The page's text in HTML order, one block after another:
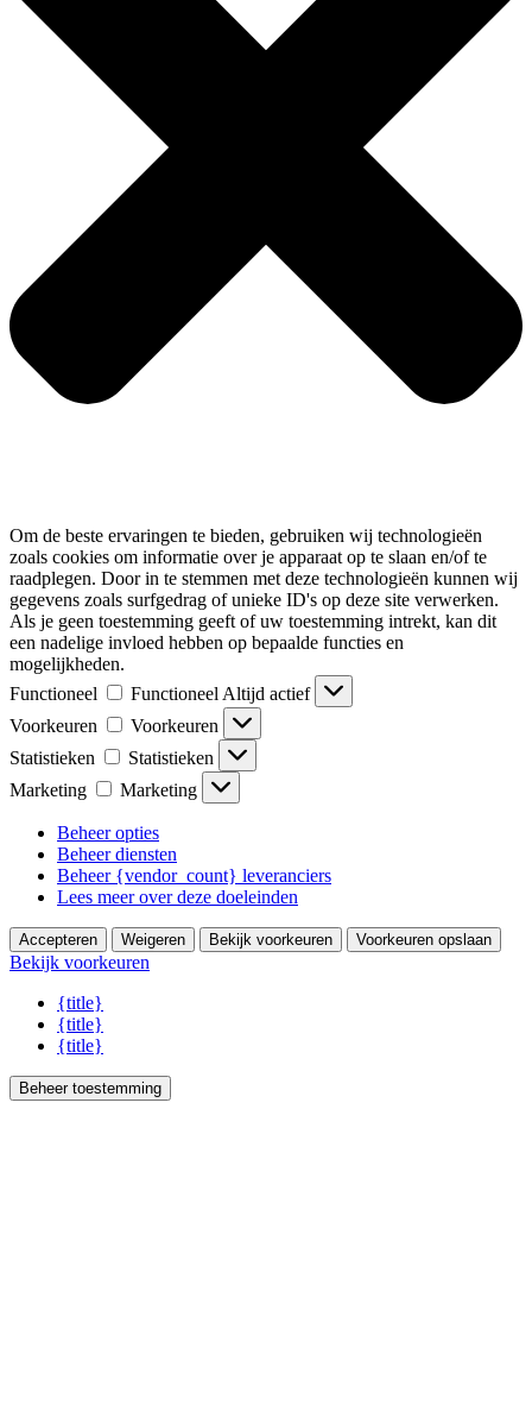
Om de beste ervaringen te bieden, gebruiken wij technologieën
zoals cookies om informatie over je apparaat op te slaan en/of te
raadplegen. Door in te stemmen met deze technologieën kunnen wij
gegevens zoals surfgedrag of unieke ID's op deze site verwerken.
Als je geen toestemming geeft of uw toestemming intrekt, kan dit
een nadelige invloed hebben op bepaalde functies en
mogelijkheden.
Functioneel
Functioneel Altijd actief
Voorkeuren
Voorkeuren
Statistieken
Statistieken
Marketing
Marketing
Beheer opties
Beheer diensten
Beheer {vendor_count} leveranciers
Lees meer over deze doeleinden
Accepteren Weigeren Bekijk voorkeuren Voorkeuren opslaan
Bekijk voorkeuren
{title}
{title}
{title}
Beheer toestemming